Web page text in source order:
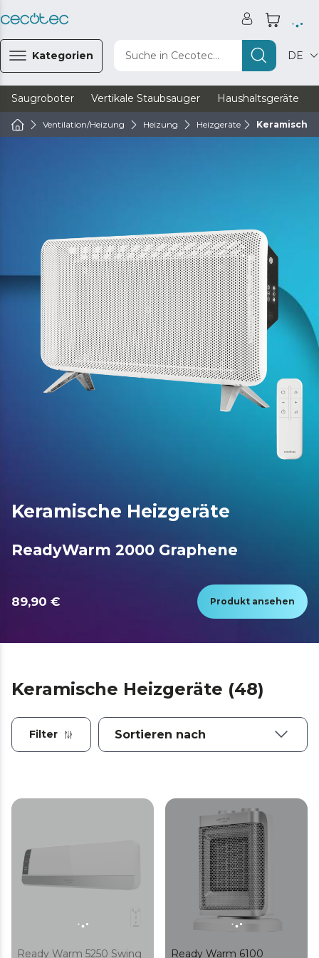
Kategorien Suche in Cecotec... DE
Saugroboter Vertikale Staubsauger Haushaltsgeräte
Ventilation/Heizung Heizung Heizgeräte Keramische
Keramische Heizgeräte
ReadyWarm 2000 Graphene
89,90 € Produkt ansehen
Keramische Heizgeräte (48)
Filter
Ready Warm 5250 Swing
Ready Warm 6100